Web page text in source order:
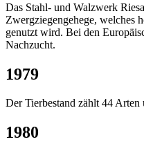
Das Stahl- und Walzwerk
Zwergziegengehege, welches
genutzt wird. Bei den
Nachzucht.
1979
Der Tierbestand zählt 44 Arten
1980